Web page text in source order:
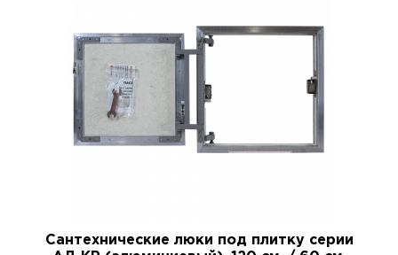
Сантехнические люки под плитку серии